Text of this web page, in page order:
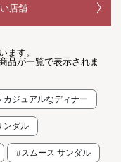
店舗
ます。
品が一覧で表示されま
カジュアルなディナー
ンダル
#スムース サンダル